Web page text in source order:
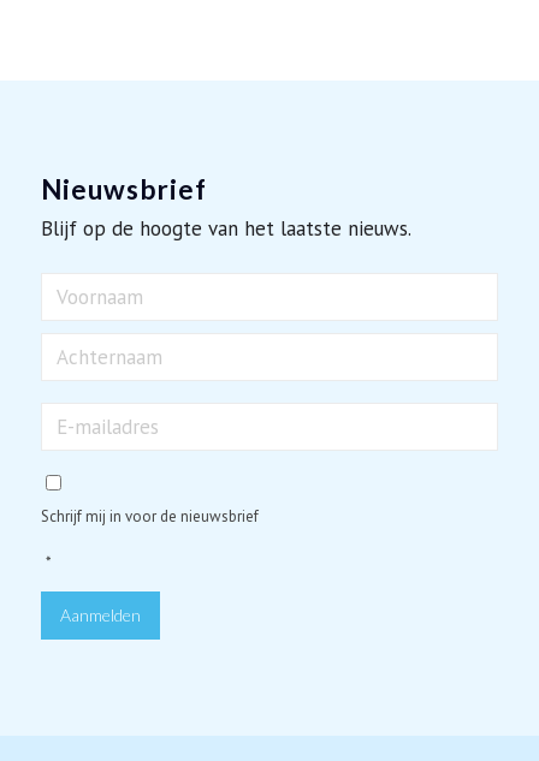
Nieuwsbrief
Blijf op de hoogte van het laatste nieuws.
mailadres
Schrijf mij in voor de nieuwsbrief
*
Aanmelden